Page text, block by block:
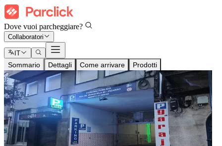
Dove vuoi parcheggiare?
Collaboratori
IT
Sommario Dettagli Come arrivare Prodotti